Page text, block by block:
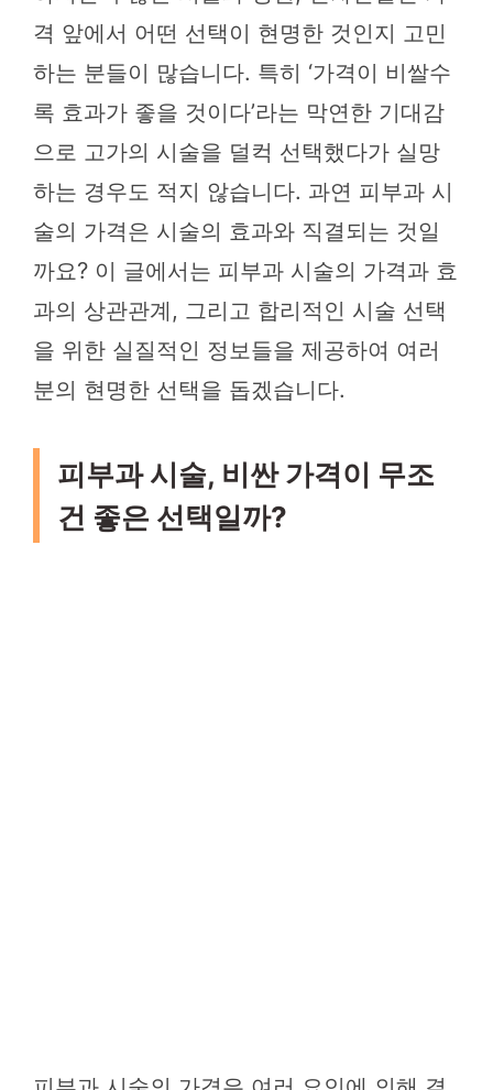
격 앞에서 어떤 선택이 현명한 것인지 고민
하는 분들이 많습니다. 특히 ‘가격이 비쌀수
록 효과가 좋을 것이다’라는 막연한 기대감
으로 고가의 시술을 덜컥 선택했다가 실망
하는 경우도 적지 않습니다. 과연 피부과 시
술의 가격은 시술의 효과와 직결되는 것일
까요? 이 글에서는 피부과 시술의 가격과 효
과의 상관관계, 그리고 합리적인 시술 선택
을 위한 실질적인 정보들을 제공하여 여러
분의 현명한 선택을 돕겠습니다.
피부과 시술, 비싼 가격이 무조
건 좋은 선택일까?